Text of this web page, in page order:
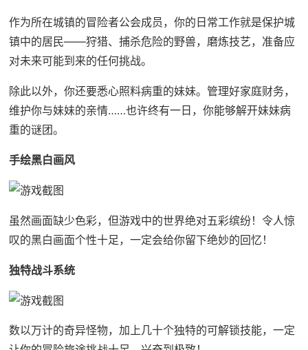
作为所在城镇的冒险者公会成员，你的日常工作就是保护城
镇中的居民——狩猎、捕杀危险的野兽，磨炼技艺，准备应
对未来可能到来的任何挑战。
除此以外，你还要悉心照料病重的妹妹。管理好家庭财务，
维护你与妹妹的亲情……也许终有一日，你能够解开妹妹病
重的谜团。
手绘黑白画风
虽然画面缺少色彩，但游戏中的世界绝对五彩缤纷！令人惊
叹的黑白画面个性十足，一定会给你留下绝妙的回忆！
独特战斗系统
数以万计的奇异怪物，加上几十个独特的可解锁技能，一定